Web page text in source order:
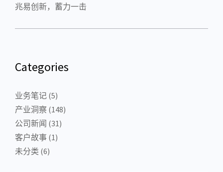
兆易创新，蓄力一击
Categories
业务笔记 (5)
产业洞察 (148)
公司新闻 (31)
客户故事 (1)
未分类 (6)